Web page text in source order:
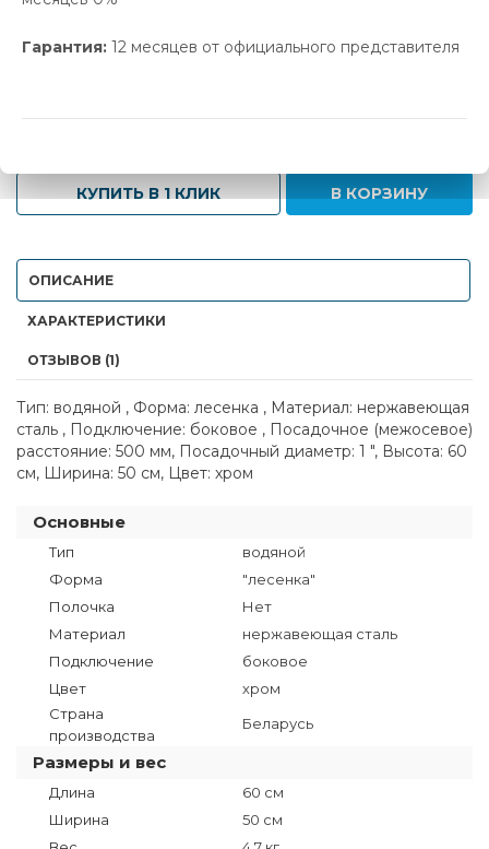
Гарантия: 12 месяцев от официального представителя
Новая цена Старая цена
КУПИТЬ В 1 КЛИК В КОРЗИНУ
ОПИСАНИЕ
ХАРАКТЕРИСТИКИ
ОТЗЫВОВ (1)
Тип: водяной , Форма: лесенка , Материал: нержавеющая
сталь , Подключение: боковое , Посадочное (межосевое)
расстояние: 500 мм, Посадочный диаметр: 1 ", Высота: 60
см, Ширина: 50 см, Цвет: хром
Основные
Тип
водяной
Форма
"лесенка"
Полочка
Нет
Материал
нержавеющая сталь
Подключение
боковое
Цвет
хром
Страна
производства
Беларусь
Размеры и вес
Длина
60 см
Ширина
50 см